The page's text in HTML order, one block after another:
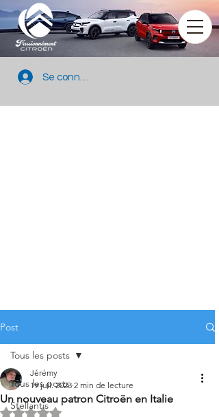
Se connecter
Post
Tous les posts
Stellantis
Tous les posts
Un nouveau patron Citroën en Italie
Jérémy
19 juil. 2023 2 min de lecture
Noté NaN étoiles sur 5.